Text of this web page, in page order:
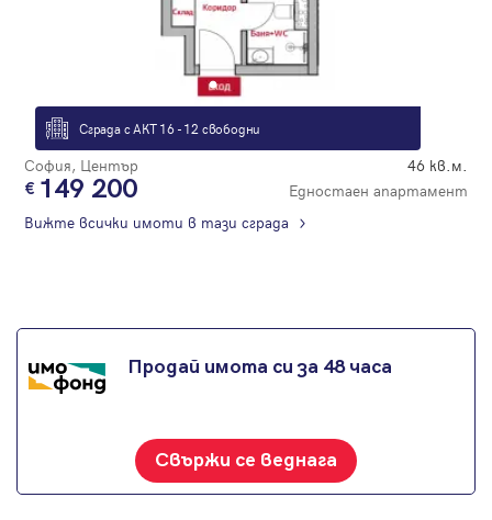
Сграда с АКТ 16 - 12 свободни
София, Център 46 кв.м.
149 200
Едностаен апартамент
Вижте всички имоти в тази сграда
Продай имота си за 48 часа
Свържи се веднага